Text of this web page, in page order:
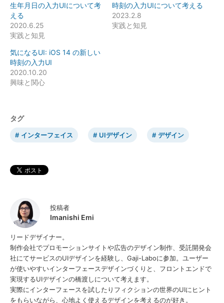
生年月日の入力UIについて考
える
2020.6.25
実践と知見
時刻の入力UIについて考える
2023.2.8
実践と知見
気になるUI: iOS 14 の新しい
時刻の入力UI
2020.10.20
興味と関心
タグ
インターフェイス UIデザイン デザイン
投稿者
Imanishi Emi
リードデザイナー。
制作会社でプロモーションサイトや広告のデザイン制作、受託開発会
社にてサービスのUIデザインを経験し、Gaji-Laboに参加。ユーザー
が使いやすいインターフェースデザインづくりと、フロントエンドで
実現するUIデザインの橋渡しについて考えます。
実際にインターフェースを試したりフィクションの世界のUIにヒント
をもらいながら、心地よく使えるデザインを考えるのが好き。